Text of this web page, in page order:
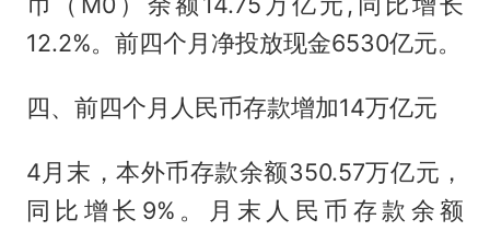
12.2%。前四个月净投放现金6530亿元。
四、前四个月人民币存款增加14万亿元
4月末，本外币存款余额350.57万亿元，
同比增长9%。月末人民币存款余额